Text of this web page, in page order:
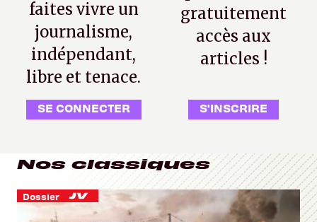
faites vivre un
journalisme,
indépendant,
libre et tenace.
SE CONNECTER
gratuitement
accès aux
articles !
S'INSCRIRE
Nos classiques
Dossier